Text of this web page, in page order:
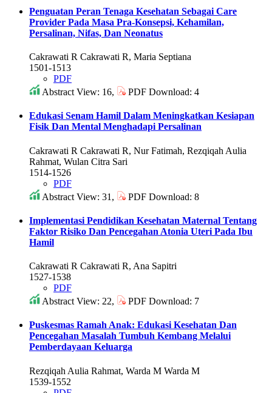
Penguatan Peran Tenaga Kesehatan Sebagai Care
Provider Pada Masa Pra-Konsepsi, Kehamilan,
Persalinan, Nifas, Dan Neonatus
Cakrawati R Cakrawati R, Maria Septiana
1501-1513
PDF
Abstract View: 16,
PDF Download: 4
Edukasi Senam Hamil Dalam Meningkatkan Kesiapan
Fisik Dan Mental Menghadapi Persalinan
Cakrawati R Cakrawati R, Nur Fatimah, Rezqiqah Aulia
Rahmat, Wulan Citra Sari
1514-1526
PDF
Abstract View: 31,
PDF Download: 8
Implementasi Pendidikan Kesehatan Maternal Tentang
Faktor Risiko Dan Pencegahan Atonia Uteri Pada Ibu
Hamil
Cakrawati R Cakrawati R, Ana Sapitri
1527-1538
PDF
Abstract View: 22,
PDF Download: 7
Puskesmas Ramah Anak: Edukasi Kesehatan Dan
Pencegahan Masalah Tumbuh Kembang Melalui
Pemberdayaan Keluarga
Rezqiqah Aulia Rahmat, Warda M Warda M
1539-1552